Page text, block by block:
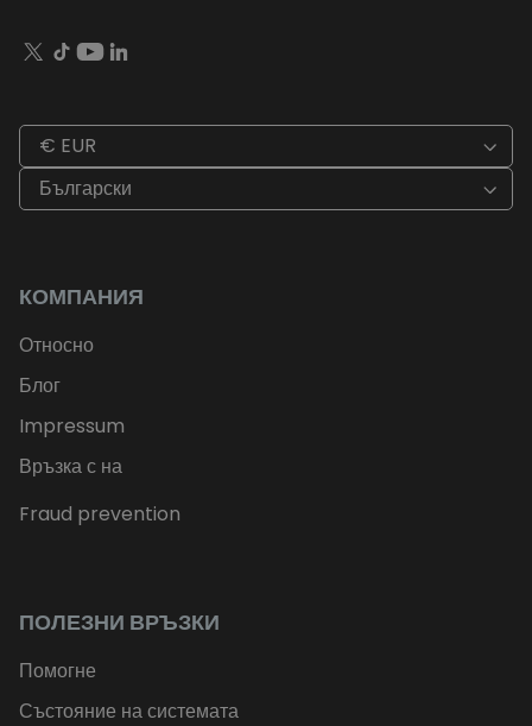
€ EUR
Български
КОМПАНИЯ
Относно
Блог
Impressum
Връзка с на
Fraud prevention
ПОЛЕЗНИ ВРЪЗКИ
Помогне
Състояние на системата